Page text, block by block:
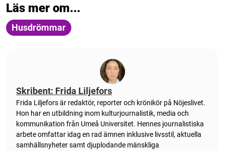
Läs mer om...
Husdrömmar
Skribent: Frida Liljefors
Frida Liljefors är redaktör, reporter och krönikör på Nöjeslivet.
Hon har en utbildning inom kulturjournalistik, media och
kommunikation från Umeå Universitet. Hennes journalistiska
arbete omfattar idag en rad ämnen inklusive livsstil, aktuella
samhällsnyheter samt djuplodande mänskliga